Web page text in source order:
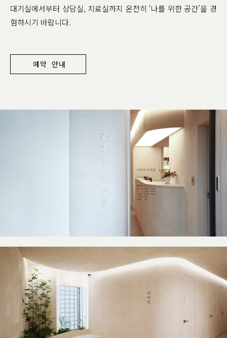
대기실에서부터 상담실, 치료실까지 온전히 ‘나를 위한 공간’을 경
험하시기 바랍니다.
예약 안내